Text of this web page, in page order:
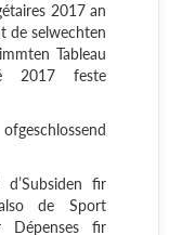
2017 an
de selwechten
Tableau
2017 feste
fir
de Sport
Dépenses fir